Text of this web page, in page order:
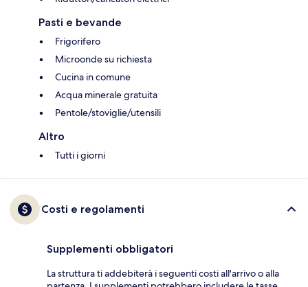
Pasti e bevande
Frigorifero
Microonde su richiesta
Cucina in comune
Acqua minerale gratuita
Pentole/stoviglie/utensili
Altro
Tutti i giorni
Costi e regolamenti
Supplementi obbligatori
La struttura ti addebiterà i seguenti costi all'arrivo o alla